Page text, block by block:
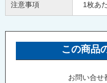
注意事項 1枚あ
この商品
お問い合せ